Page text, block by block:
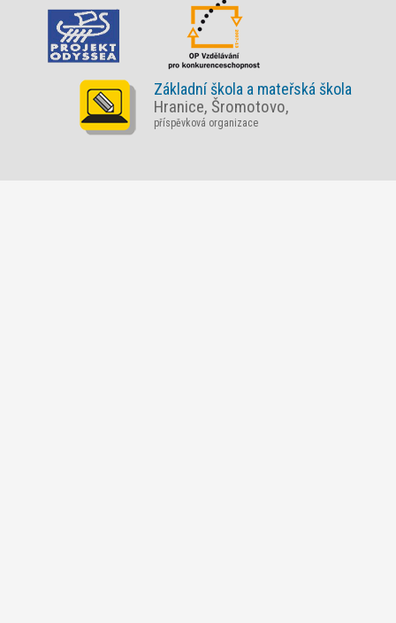
Základní škola a mateřská škola
Hranice, Šromotovo,
příspěvková organizace